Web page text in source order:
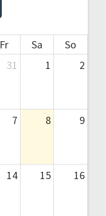
Fr Sa
So
31 1 2
7 8 9
14 15 16